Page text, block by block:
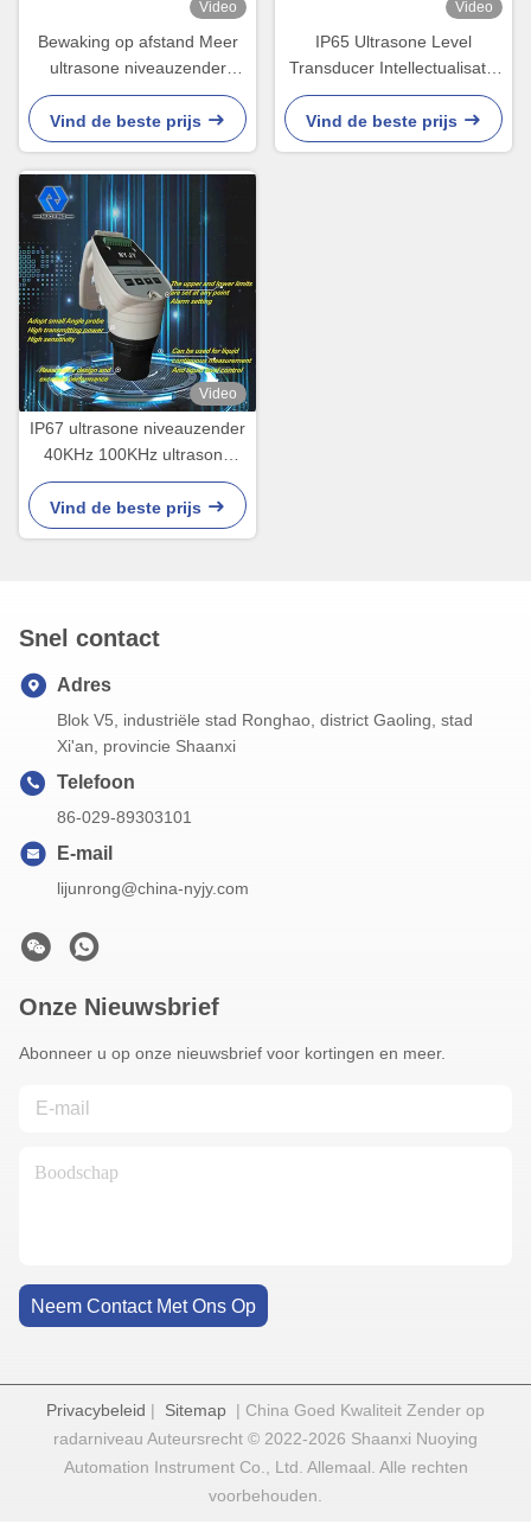
Video
Bewaking op afstand Meer
ultrasone niveauzender
Ultrasone olieniveauzender
Vind de beste prijs
Video
IP65 Ultrasone Level
Transducer Intellectualisatie
met LCD-scherm
Vind de beste prijs
Video
IP67 ultrasone niveauzender
40KHz 100KHz ultrasone
niveausensor voor watertank
Vind de beste prijs
Snel contact
Adres
Blok V5, industriële stad Ronghao, district Gaoling, stad
Xi'an, provincie Shaanxi
Telefoon
86-029-89303101
E-mail
lijunrong@china-nyjy.com
Onze Nieuwsbrief
Abonneer u op onze nieuwsbrief voor kortingen en meer.
Neem Contact Met Ons Op
Privacybeleid | Sitemap | China Goed Kwaliteit Zender op
radarniveau Auteursrecht © 2022-2026 Shaanxi Nuoying
Automation Instrument Co., Ltd. Allemaal. Alle rechten
voorbehouden.